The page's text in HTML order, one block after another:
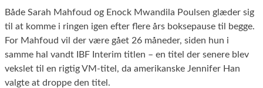
Både Sarah Mahfoud og Enock Mwandila Poulsen glæder sig
til at komme i ringen igen efter flere års boksepause til begge.
For Mahfoud vil der være gået 26 måneder, siden hun i
samme hal vandt IBF Interim titlen – en titel der senere blev
vekslet til en rigtig VM-titel, da amerikanske Jennifer Han
valgte at droppe den titel.